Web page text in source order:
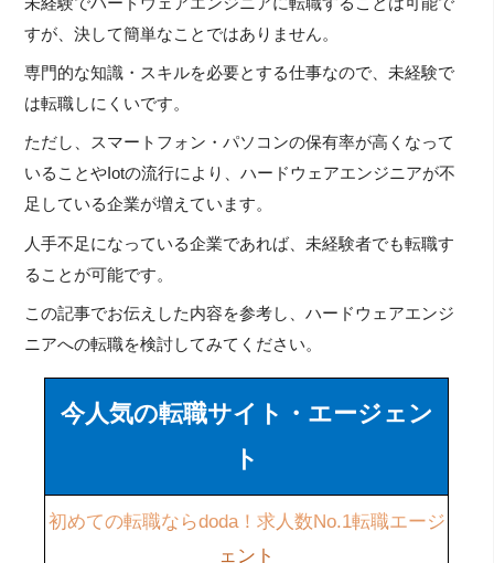
すが、決して簡単なことではありません。
専門的な知識・スキルを必要とする仕事なので、未経験で
は転職しにくいです。
ただし、スマートフォン・パソコンの保有率が高くなって
いることやIotの流行により、ハードウェアエンジニアが不
足している企業が増えています。
人手不足になっている企業であれば、未経験者でも転職す
ることが可能です。
この記事でお伝えした内容を参考し、ハードウェアエンジ
ニアへの転職を検討してみてください。
今人気の転職サイト・エージェン
ト
初めての転職ならdoda！求人数No.1転職エージ
ェント